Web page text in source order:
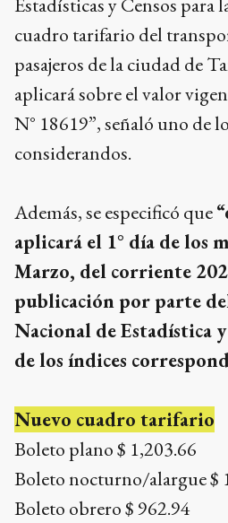
cuadro tarifario del
pasajeros de la ciudad de
aplicará sobre el valor
N° 18619”, señaló uno de
considerandos.
Además, se especificó que
aplicará el 1° día de los
Marzo, del corriente
publicación por parte
Nacional de Estadística
de los índices
Nuevo cuadro tarifario
Boleto plano $ 1,203.66
Boleto nocturno/alargue $
Boleto obrero $ 962.94